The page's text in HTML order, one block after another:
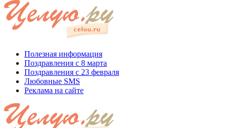
Полезная информация
Поздравления с 8 марта
Поздравления с 23 февраля
Любовные SMS
Реклама на сайте